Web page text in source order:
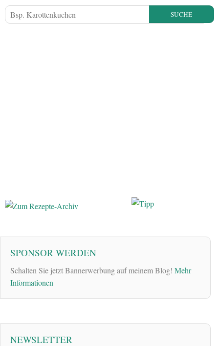
SUCHE
SPONSOR WERDEN
Schalten Sie jetzt Bannerwerbung auf meinem Blog! Mehr
Informationen
NEWSLETTER